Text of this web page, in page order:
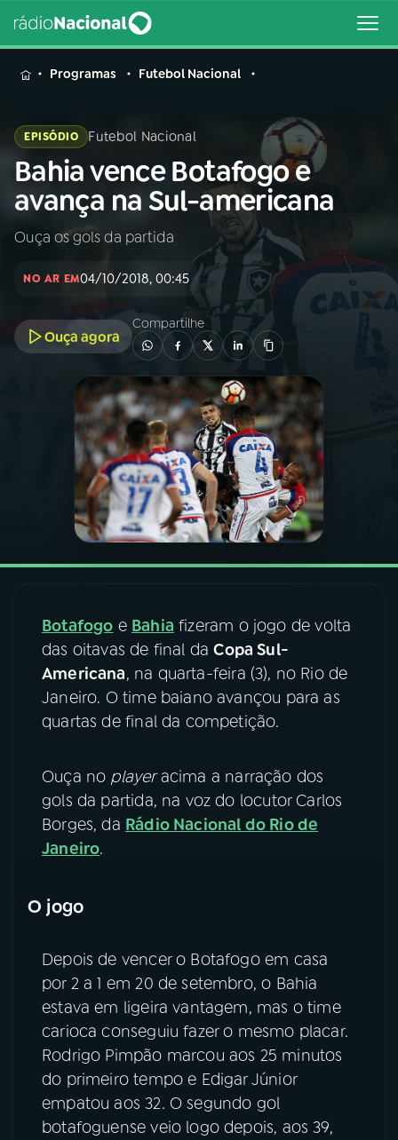
MENU
Buscar
na
Rádio
Nacional
Buscar
AO VIVO
01INÍCIO
A RÁDIO
PROGRAMAÇÃO
PROGRAMAS
VIDEOCASTS
07ÚLTIMAS
ACOMPANHE A RÁDIO NACIONAL
YouTube Facebook
TikTok
Programas Futebol Nacional
EPISÓDIO Futebol Nacional
Bahia vence Botafogo e
avança na Sul-americana
Ouça os gols da partida
NO AR EM04/10/2018, 00:45
Ouça agora
Compartilhe
Botafogo e Bahia fizeram o jogo de volta
das oitavas de final daCopa Sul-
Americana, na quarta-feira (3), no Rio de
Janeiro. O time baiano avançou para as
quartas de final da competição.
Ouça no playeracima a narração dos
gols da partida, na voz do locutor Carlos
Borges, da Rádio Nacional do Rio de
Janeiro.
O jogo
Depois de vencer o Botafogo em casa
por 2 a 1 em 20 de setembro, o Bahia
estava em ligeira vantagem, mas o time
carioca conseguiu fazer o mesmo placar.
Rodrigo Pimpão marcou aos 25 minutos
do primeiro tempo e Edigar Júnior
empatou aos 32. O segundo gol
botafoguense veio logo depois, aos 39,